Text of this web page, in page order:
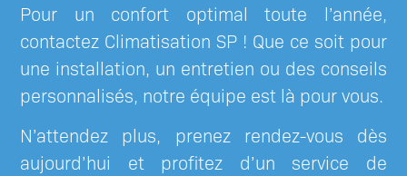
Pour un confort optimal toute l’année,
contactez Climatisation SP ! Que ce soit pour
une installation, un entretien ou des conseils
personnalisés, notre équipe est là pour vous.
N’attendez plus, prenez rendez-vous dès
aujourd’hui et profitez d’un service de